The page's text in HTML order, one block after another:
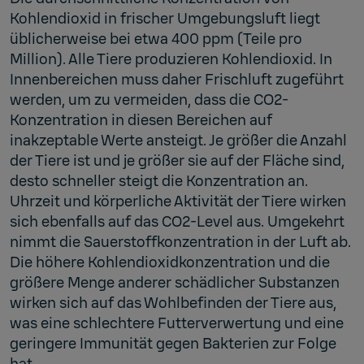
Kohlendioxid in frischer Umgebungsluft liegt
üblicherweise bei etwa 400 ppm (Teile pro
Million). Alle Tiere produzieren Kohlendioxid. In
Innenbereichen muss daher Frischluft zugeführt
werden, um zu vermeiden, dass die CO2-
Konzentration in diesen Bereichen auf
inakzeptable Werte ansteigt. Je größer die Anzahl
der Tiere ist und je größer sie auf der Fläche sind,
desto schneller steigt die Konzentration an.
Uhrzeit und körperliche Aktivität der Tiere wirken
sich ebenfalls auf das CO2-Level aus. Umgekehrt
nimmt die Sauerstoffkonzentration in der Luft ab.
Die höhere Kohlendioxidkonzentration und die
größere Menge anderer schädlicher Substanzen
wirken sich auf das Wohlbefinden der Tiere aus,
was eine schlechtere Futterverwertung und eine
geringere Immunität gegen Bakterien zur Folge